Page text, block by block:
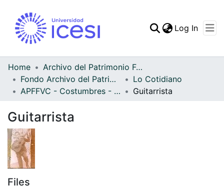
Statistics
Log In
Home
Archivo del Patrimonio Fotográfico y Fílmico del Valle del Cauca
Fondo Archivo del Patrimonio Fotográfico y Fílmico del Valle del Cauca
Lo Cotidiano
APFFVC - Costumbres - Patrimonial
Guitarrista
Guitarrista
Files